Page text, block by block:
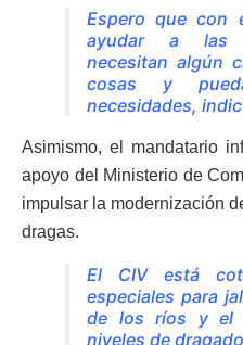
Espero que con
ayudar a las
necesitan algún
cosas y
necesidades,
Asimismo, el mandatario
apoyo del Ministerio de
impulsar la modernización
dragas.
El CIV está
especiales para
de los ríos y el
niveles de